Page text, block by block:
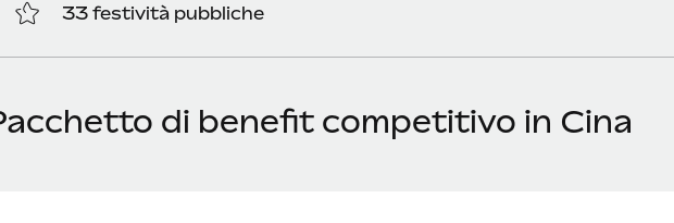
33 festività pubbliche
di benefit competitivo in Cina